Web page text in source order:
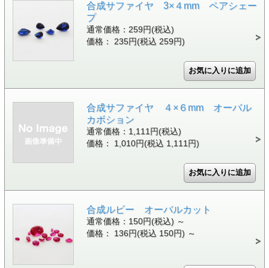
合成サファイヤ 3×４mm ペアシェー
プ
通常価格：259円(税込)
価格： 235円(税込 259円)
合成サファイヤ ４×６mm オーバル
カボション
通常価格：1,111円(税込)
価格： 1,010円(税込 1,111円)
合成ルビー オーバルカット
通常価格：150円(税込) ～
価格： 136円(税込 150円) ～